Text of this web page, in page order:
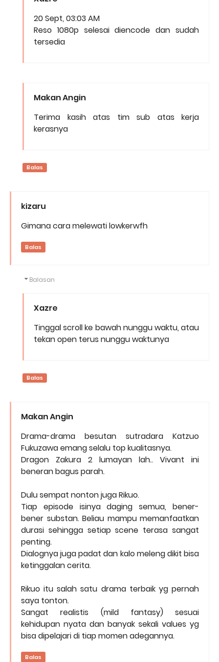
20 Sept, 03:03 AM
Reso 1080p selesai diencode dan sudah
tersedia
Makan Angin
Terima kasih atas tim sub atas kerja
kerasnya
Balas
kizaru
Gimana cara melewati lowkerwfh
Balas
Balasan
Xazre
Tinggal scroll ke bawah nunggu waktu, atau
tekan open terus nunggu waktunya
Balas
Makan Angin
Drama-drama besutan sutradara Katzuo
Fukuzawa emang selalu top kualitasnya.
Dragon Zakura 2 lumayan lah.. Vivant ini
beneran bagus parah.
Dulu sempat nonton juga Rikuo.
Tiap episode isinya daging semua, bener-
bener substan. Beliau mampu memanfaatkan
durasi sehingga setiap scene terasa sangat
penting.
Dialognya juga padat dan kalo meleng dikit bisa
ketinggalan cerita.
Rikuo itu salah satu drama terbaik yg pernah
saya tonton.
Sangat realistis (mild fantasy) sesuai
kehidupan nyata dan banyak sekali values yg
bisa dipelajari di tiap momen adegannya.
Balas